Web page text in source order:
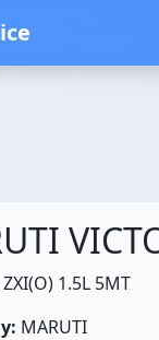
ZXI(O) 1.5L 5MT
MARUTI